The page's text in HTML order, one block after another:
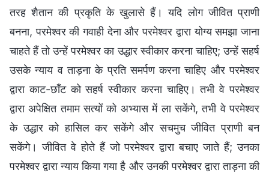
तरह शैतान की प्रकृति के खुलासे हैं। यदि लोग जीवित प्राणी
बनना, परमेश्वर की गवाही देना और परमेश्वर द्वारा योग्य समझा जाना
चाहते हैं तो उन्हें परमेश्वर का उद्धार स्वीकार करना चाहिए; उन्हें सहर्ष
उसके न्याय व ताड़ना के प्रति समर्पण करना चाहिए और परमेश्वर
द्वारा काट-छाँट को सहर्ष स्वीकार करना चाहिए। तभी वे परमेश्वर
द्वारा अपेक्षित तमाम सत्यों को अभ्यास में ला सकेंगे, तभी वे परमेश्वर
के उद्धार को हासिल कर सकेंगे और सचमुच जीवित प्राणी बन
सकेंगे। जीवित वे होते हैं जो परमेश्वर द्वारा बचाए जाते हैं; उनका
परमेश्वर द्वारा न्याय किया गया है और उनकी परमेश्वर द्वारा ताड़ना की